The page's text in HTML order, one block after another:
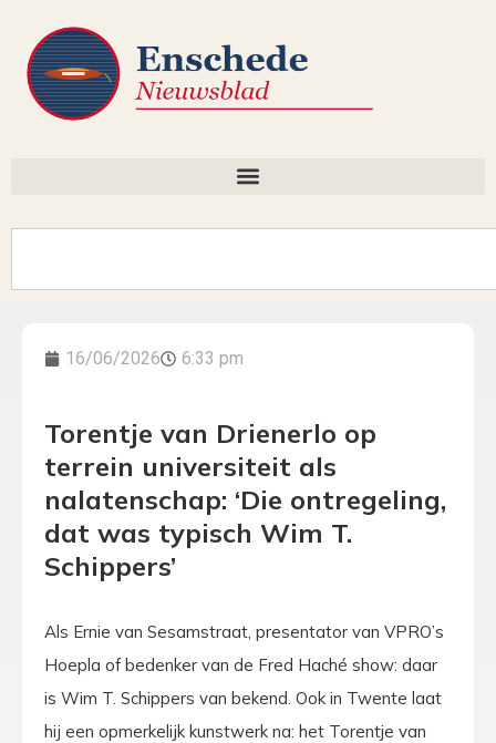
16/06/2026 6:33 pm
Torentje van Drienerlo op
terrein universiteit als
nalatenschap: ‘Die ontregeling,
dat was typisch Wim T.
Schippers’
Als Ernie van Sesamstraat, presentator van VPRO’s
Hoepla of bedenker van de Fred Haché show: daar
is Wim T. Schippers van bekend. Ook in Twente laat
hij een opmerkelijk kunstwerk na: het Torentje van